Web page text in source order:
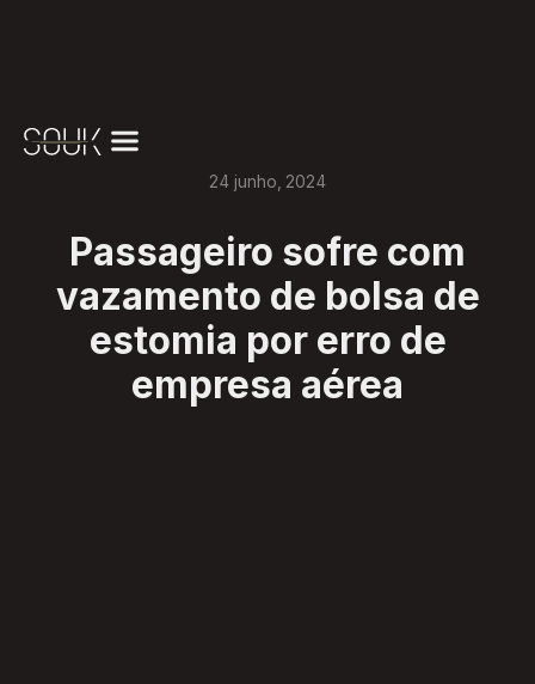
24 junho 2024
Passageiro sofre com
vazamento de bolsa de
estomia por erro de
empresa aérea